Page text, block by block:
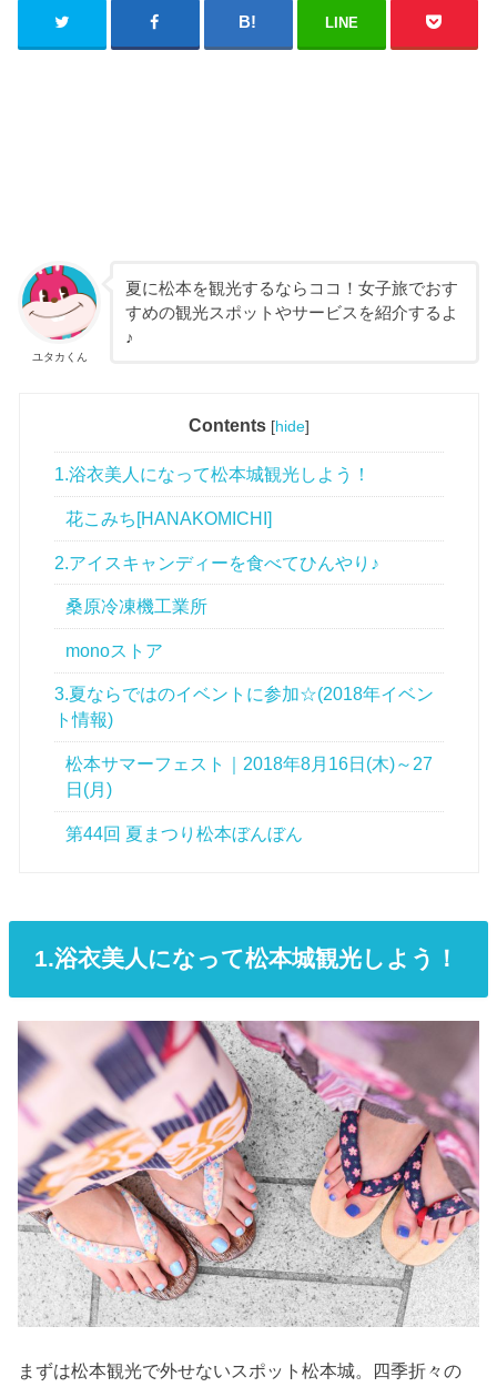
LINE
ユタカくん
夏に松本を観光するならココ！女子旅でおす
すめの観光スポットやサービスを紹介するよ
♪
Contents [hide]
1.浴衣美人になって松本城観光しよう！
花こみち[HANAKOMICHI]
2.アイスキャンディーを食べてひんやり♪
桑原冷凍機工業所
monoストア
3.夏ならではのイベントに参加☆(2018年イベン
ト情報)
松本サマーフェスト｜2018年8月16日(木)～27
日(月)
第44回 夏まつり松本ぼんぼん
1.浴衣美人になって松本城観光しよう！
まずは松本観光で外せないスポット松本城。四季折々の